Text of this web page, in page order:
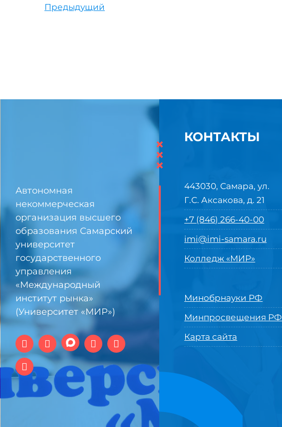
Предыдущий
Автономная
некоммерческая
организация высшего
образования Самарский
университет
государственного
управления
«Международный
институт рынка»
(Университет «МИР»)
×
×
×
КОНТАКТЫ
443030, Самара, ул.
Г.С. Аксакова, д. 21
+7 (846) 266-40-00
imi@imi-samara.ru
Колледж «МИР»
Минобрнауки РФ
Минпросвещения РФ
Карта сайта